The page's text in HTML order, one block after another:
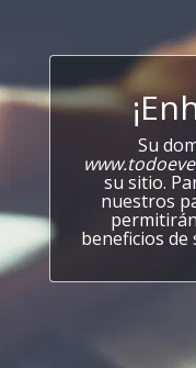
Su
su sitio.
nuestros
beneficios